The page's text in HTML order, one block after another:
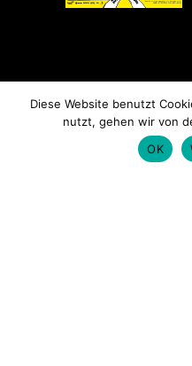
Diese Website benutzt
nutzt, gehen wir von
OK